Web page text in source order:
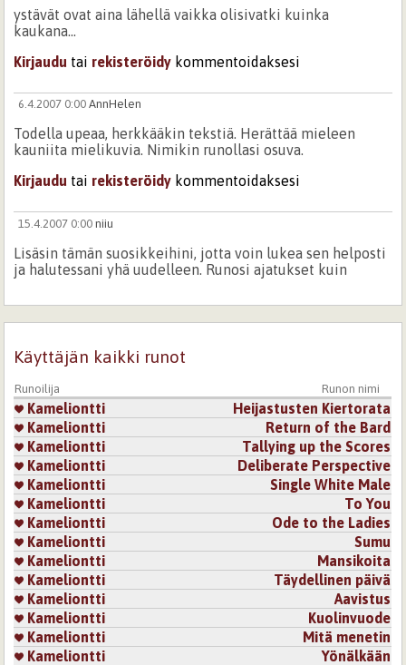
ystävät ovat aina lähellä vaikka olisivatki kuinka
kaukana...
Kirjaudu tai rekisteröidy kommentoidaksesi
6.4.2007 0:00 AnnHelen
Todella upeaa, herkkääkin tekstiä. Herättää mieleen
kauniita mielikuvia. Nimikin runollasi osuva.
Kirjaudu tai rekisteröidy kommentoidaksesi
15.4.2007 0:00 niiu
Lisäsin tämän suosikkeihini, jotta voin lukea sen helposti
ja halutessani yhä uudelleen. Runosi ajatukset kuin
sen tuntea, kun joku ajattelee toista...uskon että voi,
Runosi kuuluu mielestäni näiden sivujen
parhaimmistoon. Kolahti, Todella.
Kirjaudutairekisteröidy kommentoidaksesi
11.4.2007 0:00Antares
Ihana, kevyt ja leikkisä, silti niin totista totta. kaunis
runonen..
Kirjaudutairekisteröidykommentoidaksesi
17.4.2007 0:00Vinha
Ihan samaa olen miettinyt :) Kaunis runo ja kirkkaita
ajatuksia! kiitos!
Kirjaudutairekisteröidykommentoidaksesi
Käyttäjän kaikki runot
Runoilija Runon nimi
Kameliontti
Heijastusten Kiertorata
Kameliontti
Return of the Bard
Kameliontti
Tallying up the Scores
Kameliontti
Deliberate Perspective
Kameliontti
Single White Male
Kameliontti
To You
Kameliontti
Ode to the Ladies
Kameliontti
Sumu
Kameliontti
Mansikoita
Kameliontti
Täydellinen päivä
Kameliontti
Aavistus
Kameliontti
Kuolinvuode
Kameliontti
Mitä menetin
Kameliontti
Yönälkään